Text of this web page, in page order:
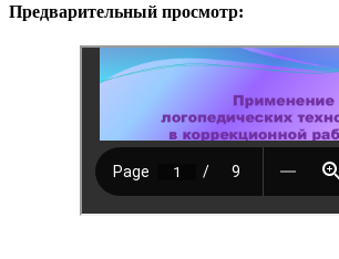
Предварительный просмотр: